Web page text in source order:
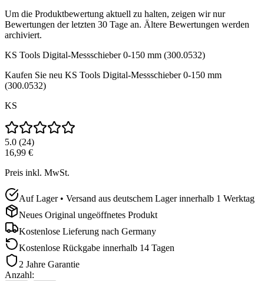
Um die Produktbewertung aktuell zu halten, zeigen wir nur
Bewertungen der letzten 30 Tage an. Ältere Bewertungen werden
archiviert.
KS Tools Digital-Messschieber 0-150 mm (300.0532)
Kaufen Sie neu KS Tools Digital-Messschieber 0-150 mm
(300.0532)
KS
5.0 (24)
16,99 €
Preis inkl. MwSt.
Auf Lager • Versand aus deutschem Lager innerhalb 1 Werktag
Neues Original ungeöffnetes Produkt
Kostenlose Lieferung nach Germany
Kostenlose Rückgabe innerhalb 14 Tagen
2 Jahre Garantie
Anzahl: